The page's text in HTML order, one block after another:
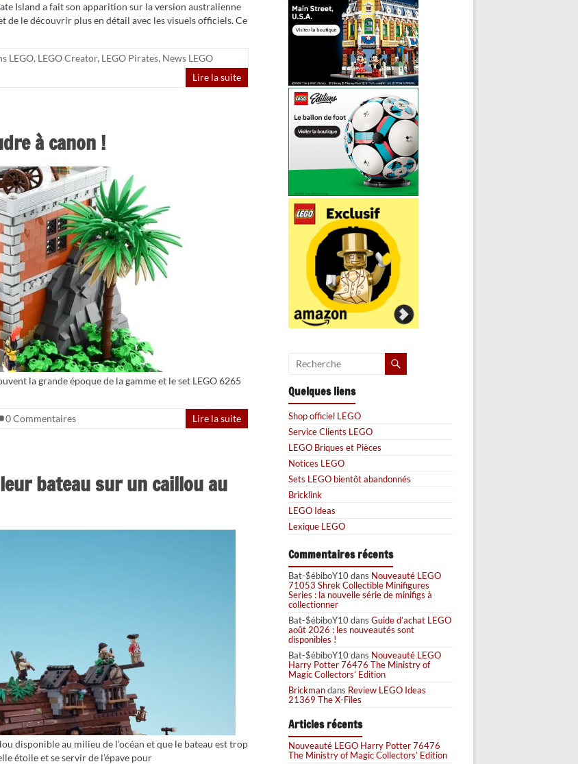
Island a fait son apparition sur la version australienne
de le découvrir plus en détail avec les visuels officiels. Ce
LEGO, LEGO Creator, LEGO Pirates, News LEGO
Lire la suite
à canon !
la grande époque de la gamme et le set LEGO 6265
0 Commentaires Lire la suite
bateau sur un caillou au
disponible au milieu de l’océan et que le bateau est trop
étoile et se servir de l’épave pour
Quelques liens
Shop officiel LEGO
Service Clients LEGO
LEGO Briques et Pièces
Notices LEGO
Sets LEGO bientôt abandonnés
Bricklink
LEGO Ideas
Lexique LEGO
Commentaires récents
Bat-$ébiboY10dans Nouveauté LEGO
71053 Shrek Collectible Minifigures
Series : la nouvelle série de minifigs à
collectionner
Bat-$ébiboY10dans Guide d’achat LEGO
août 2026 : les nouveautés sont
disponibles !
Bat-$ébiboY10dans Nouveauté LEGO
Harry Potter 76476 The Ministry of
Magic Collectors’ Edition
Brickmandans Review LEGO Ideas
21369 The X-Files
Articles récents
Nouveauté LEGO Harry Potter 76476
The Ministry of Magic Collectors’ Edition